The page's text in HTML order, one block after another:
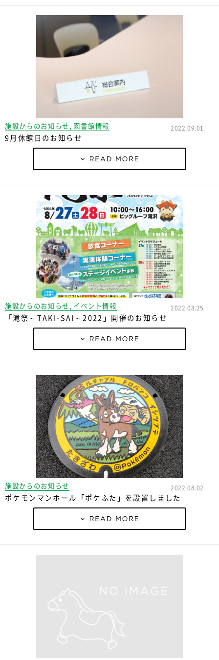
施設からのお知らせ, 図書館情報 2022.09.01
9月休館日のお知らせ
施設からのお知らせ, イベント情報 2022.08.25
「滝祭～TAKI-SAI～2022」開催のお知らせ
施設からのお知らせ 2022.08.02
ポケモンマンホール「ポケふた」を設置しました